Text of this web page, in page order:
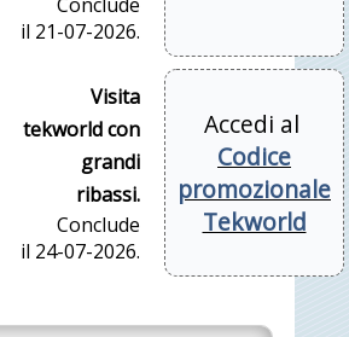
il 21-07-2026.
Visita
tekworld con
grandi
ribassi.
Conclude
il 24-07-2026.
Accedi al
Codice
promozionale
Tekworld